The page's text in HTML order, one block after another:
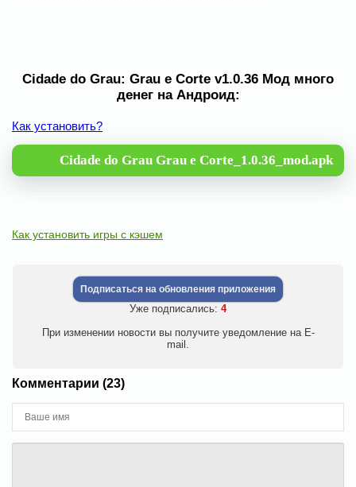
Cidade do Grau: Grau e Corte v1.0.36 Мод много
денег на Андроид:
Как установить?
Cidade do Grau Grau e Corte_1.0.36_mod.apk
Как установить игры с кэшем
Подписаться на обновления приложения
Уже подписались: 4
При изменении новости вы получите уведомление на E-
mail.
Комментарии (23)